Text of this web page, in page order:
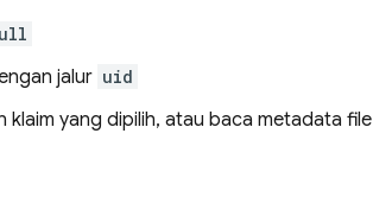
jalur uid
yang dipilih, atau baca metadata file